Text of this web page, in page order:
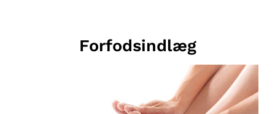
Forfodsindlæg